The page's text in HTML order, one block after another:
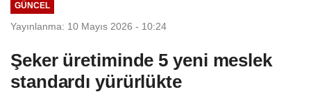
GÜNCEL
Yayınlanma: 10 Mayıs 2026 - 10:24
Şeker üretiminde 5 yeni meslek
standardı yürürlükte